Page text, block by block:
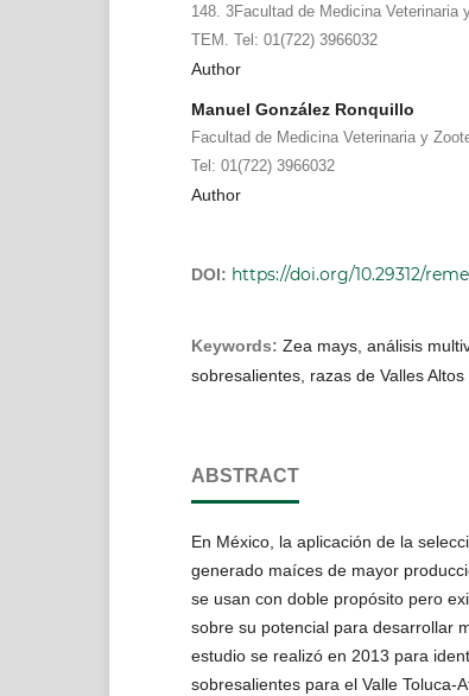
148. 3Facultad de Medicina Veterinaria
TEM. Tel: 01(722) 3966032
Author
Manuel González Ronquillo
Facultad de Medicina Veterinaria y
Tel: 01(722) 3966032
Author
DOI: https://doi.org/10.29312/
Keywords: Zea mays, análisis
sobresalientes, razas de Valles
ABSTRACT
En México, la aplicación de la
generado maíces de mayor
se usan con doble propósito pero
sobre su potencial para desarrollar
estudio se realizó en 2013 para
sobresalientes para el Valle Toluca-